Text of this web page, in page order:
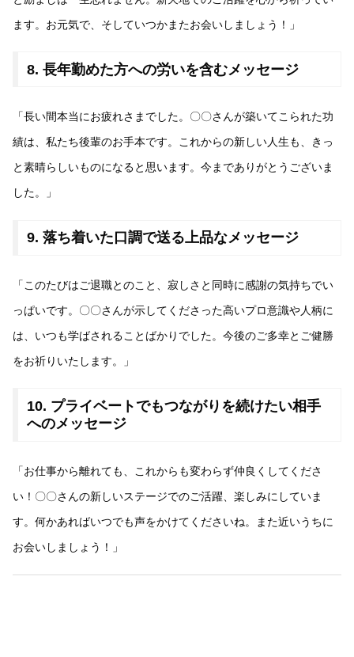
ます。お元気で、そしていつかまたお会いしましょう！」
8. 長年勤めた方への労いを含むメッセージ
「長い間本当にお疲れさまでした。〇〇さんが築いてこられた功
績は、私たち後輩のお手本です。これからの新しい人生も、きっ
と素晴らしいものになると思います。今までありがとうございま
した。」
9. 落ち着いた口調で送る上品なメッセージ
「このたびはご退職とのこと、寂しさと同時に感謝の気持ちでい
っぱいです。〇〇さんが示してくださった高いプロ意識や人柄に
は、いつも学ばされることばかりでした。今後のご多幸とご健勝
をお祈りいたします。」
10. プライベートでもつながりを続けたい相手
へのメッセージ
「お仕事から離れても、これからも変わらず仲良くしてくださ
い！〇〇さんの新しいステージでのご活躍、楽しみにしていま
す。何かあればいつでも声をかけてくださいね。また近いうちに
お会いしましょう！」